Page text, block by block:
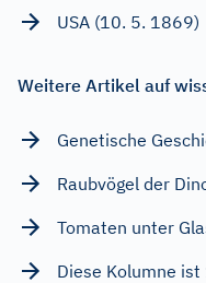
USA (10. 5. 1869)
Weitere Artikel auf
Genetische
Raubvögel der
Tomaten unter
Diese Kolumne